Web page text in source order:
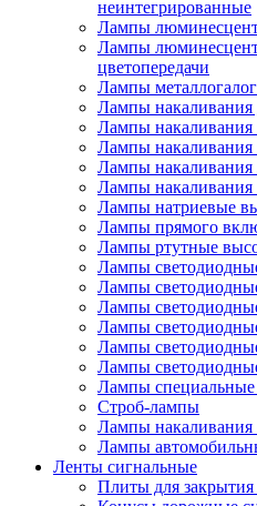
неинтегрированные
Лампы
Лампы
цветопередачи
Лампы
Лампы накаливания
Лампы накаливания
Лампы накаливания
Лампы
Лампы накаливания
Лампы натриевые
Лампы прямого
Лампы ртутные
Лампы
Лампы
Лампы
Лампы
Лампы
Лампы
Лампы
Строб-лампы
Лампы накаливания
Лампы
Ленты сигнальные
Плиты для закрытия